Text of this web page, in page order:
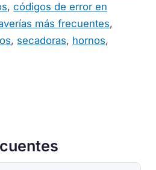
,códigos de error en
más frecuentes,
, secadoras, hornos,